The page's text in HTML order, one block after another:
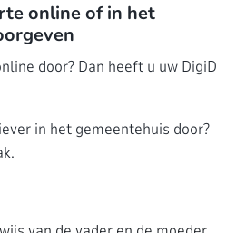
online of in het
door? Dan heeft u uw DigiD
in het gemeentehuis door?